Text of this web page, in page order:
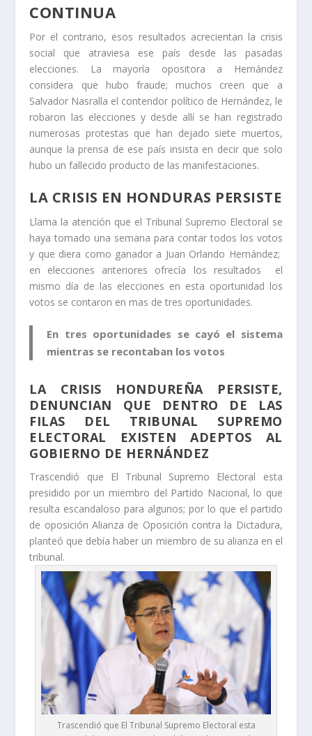
CONTINUA
Por el contrario, esos resultados acrecientan la crisis
social que atraviesa ese país desde las pasadas
elecciones. La mayoría opositora a Hernández
considera que hubo fraude; muchos creen que a
Salvador Nasralla el contendor político de Hernández, le
robaron las elecciones y desde allí se han registrado
numerosas protestas que han dejado siete muertos,
aunque la prensa de ese país insista en decir que solo
hubo un fallecido producto de las manifestaciones.
LA CRISIS EN HONDURAS PERSISTE
Llama la atención que el Tribunal Supremo Electoral se
haya tomado una semana para contar todos los votos
y que diera como ganador a Juan Orlando Hernández;
en elecciones anteriores ofrecía los resultados el
mismo día de las elecciones en esta oportunidad los
votos se contaron en mas de tres oportunidades.
En tres oportunidades se cayó el sistema
mientras se recontaban los votos
LA CRISIS HONDUREÑA PERSISTE,
DENUNCIAN QUE DENTRO DE LAS
FILAS DEL TRIBUNAL SUPREMO
ELECTORAL EXISTEN ADEPTOS AL
GOBIERNO DE HERNÁNDEZ
Trascendió que El Tribunal Supremo Electoral esta
presidido por un miembro del Partido Nacional, lo que
resulta escandaloso para algunos; por lo que el partido
de oposición Alianza de Oposición contra la Dictadura,
planteó que debía haber un miembro de su alianza en el
tribunal.
Trascendió que El Tribunal Supremo Electoral esta